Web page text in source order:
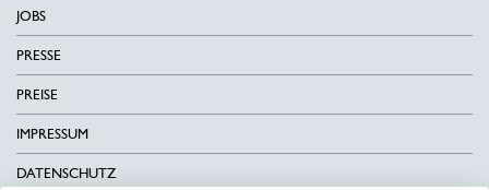
JOBS
PRESSE
PREISE
IMPRESSUM
DATENSCHUTZ